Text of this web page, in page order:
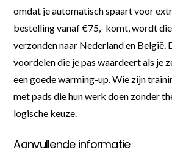
omdat je automatisch spaart voor
bestelling vanaf €75,- komt, wordt
verzonden naar Nederland en België.
voordelen die je pas waardeert als je
een goede warming-up. Wie zijn
met pads die hun werk doen zonder
logische keuze.
Aanvullende informatie